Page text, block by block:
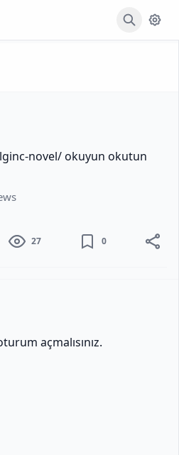
novel/ okuyun okutun
27 0
açmalısınız.